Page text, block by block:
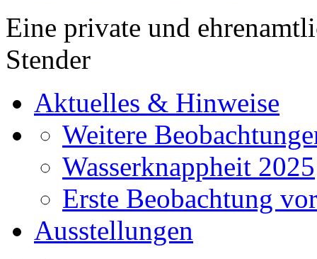
Eine private und
Stender
Aktuelles & Hinweise
Weitere
Wasserknappheit 2025
Erste Beobachtung
Ausstellungen